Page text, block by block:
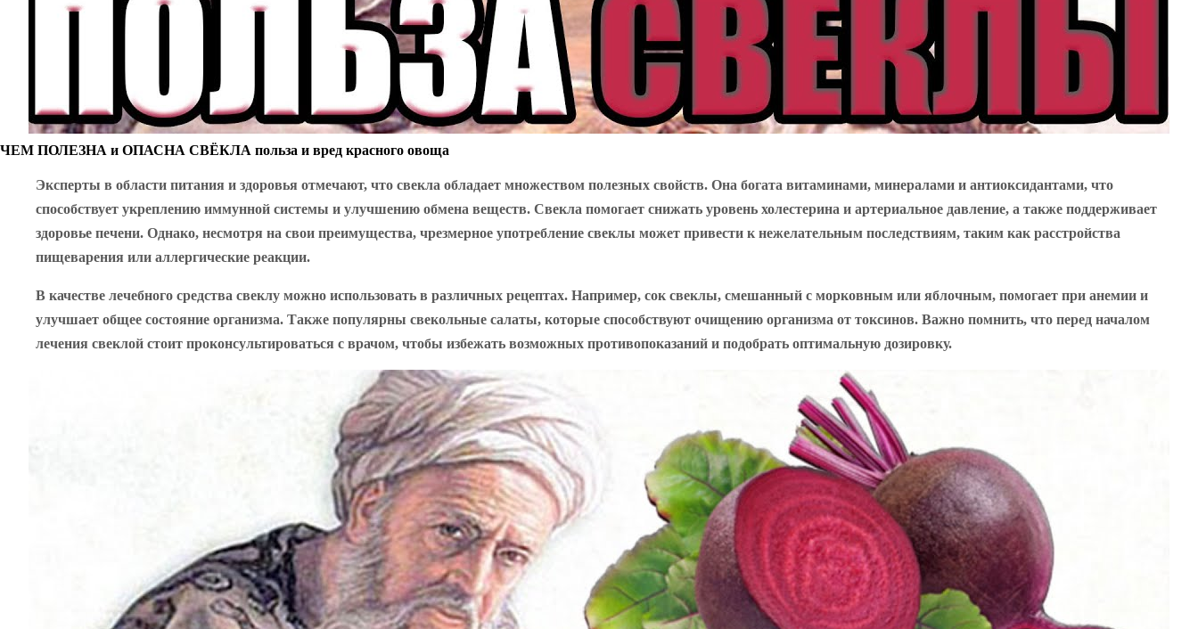
ЧЕМ ПОЛЕЗНА и ОПАСНА СВЁКЛА польза и вред красного овоща
Эксперты в области питания и здоровья отмечают, что свекла обладает множеством полезных свойств. Она богата витаминами, минералами и антиоксидантами, что
способствует укреплению иммунной системы и улучшению обмена веществ. Свекла помогает снижать уровень холестерина и артериальное давление, а также поддерживает
здоровье печени. Однако, несмотря на свои преимущества, чрезмерное употребление свеклы может привести к нежелательным последствиям, таким как расстройства
пищеварения или аллергические реакции.
В качестве лечебного средства свеклу можно использовать в различных рецептах. Например, сок свеклы, смешанный с морковным или яблочным, помогает при анемии и
улучшает общее состояние организма. Также популярны свекольные салаты, которые способствуют очищению организма от токсинов. Важно помнить, что перед началом
лечения свеклой стоит проконсультироваться с врачом, чтобы избежать возможных противопоказаний и подобрать оптимальную дозировку.